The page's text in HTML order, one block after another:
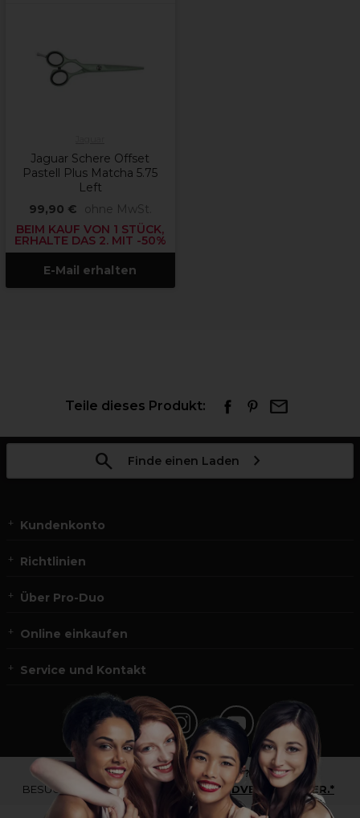
Jaguar Schere Offset
Pastell Plus Matcha 5.75
Left
99,90 €
ohne MwSt.
BEIM KAUF VON 1 STÜCK,
ERHALTE DAS 2. MIT -50%
E-Mail erhalten
Teile dieses Produkt:
Finde einen Laden
Kundenkonto
Richtlinien
Über Pro-Duo
Online einkaufen
Service und Kontakt
*Du bist kein Profikunde?
BESUCHE
UNSERE WEBSEITE FÜR ENDVERBRAUCHER.*